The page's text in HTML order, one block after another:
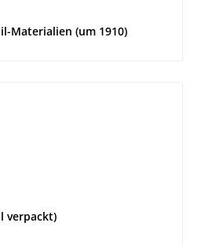
Materialien (um 1910)
verpackt)